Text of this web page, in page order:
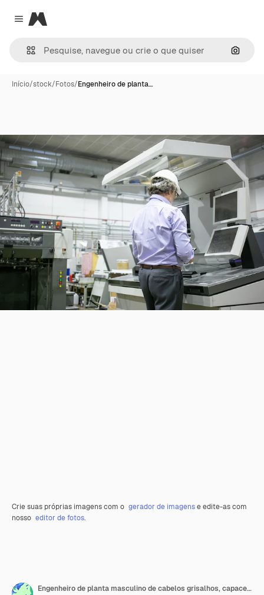
Close menu
Magnific
Início/stock/Fotos/Engenheiro de planta…
Crie suas próprias imagens com o gerador de imagense edite-as com
nosso editor de fotos.
Engenheiro de planta masculino de cabelos grisalhos, capacete e óculos, parado na máquina industrial, usando dispositivo digital